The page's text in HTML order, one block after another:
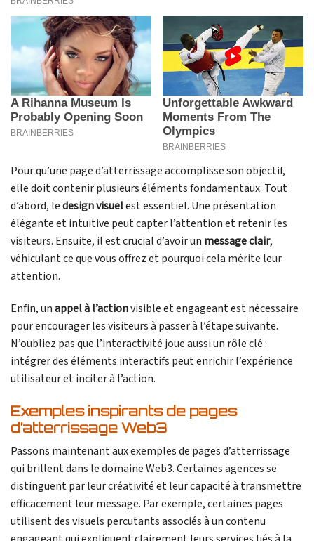
Pour qu’une page d’atterrissage accomplisse son objectif,
elle doit contenir plusieurs éléments fondamentaux. Tout
d’abord, ledesign visuelest essentiel. Une présentation
élégante et intuitive peut capter l’attention et retenir les
visiteurs. Ensuite, il est crucial d’avoir un message clair,
véhiculant ce que vous offrez et pourquoi cela mérite leur
attention.
Enfin, unappel à l’actionvisible et engageant est nécessaire
pour encourager les visiteurs à passer à l’étape suivante.
N’oubliez pas que l’interactivité joue aussi un rôle clé :
intégrer des éléments interactifs peut enrichir l’expérience
utilisateur et inciter à l’action.
Exemples inspirants de pages
d’atterrissage Web3
Passons maintenant aux exemples de pages d’atterrissage
qui brillent dans le domaine Web3. Certaines agences se
distinguent par leur créativité et leur capacité à transmettre
efficacement leur message. Par exemple, certaines pages
utilisent des visuels percutants associés à un contenu